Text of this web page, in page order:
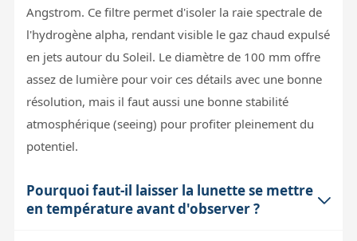
Angstrom. Ce filtre permet d'isoler la raie spectrale de
l'hydrogène alpha, rendant visible le gaz chaud expulsé
en jets autour du Soleil. Le diamètre de 100 mm offre
assez de lumière pour voir ces détails avec une bonne
résolution, mais il faut aussi une bonne stabilité
atmosphérique (seeing) pour profiter pleinement du
potentiel.
Pourquoi faut-il laisser la lunette se mettre
en température avant d'observer ?